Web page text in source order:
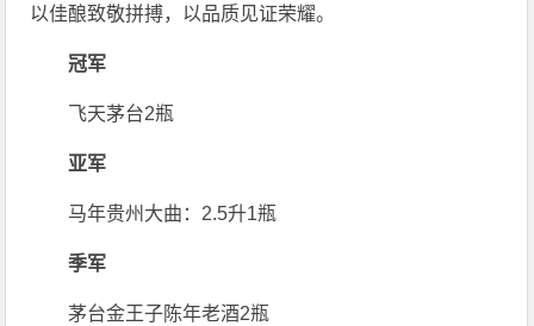
以佳酿致敬拼搏，以品质见证荣耀。
冠军
飞天茅台2瓶
亚军
马年贵州大曲：2.5升1瓶
季军
茅台金王子陈年老酒2瓶